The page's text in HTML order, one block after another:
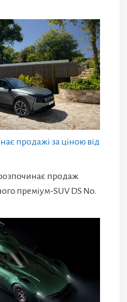
продажі за ціною від
продаж
преміум-SUV DS No.